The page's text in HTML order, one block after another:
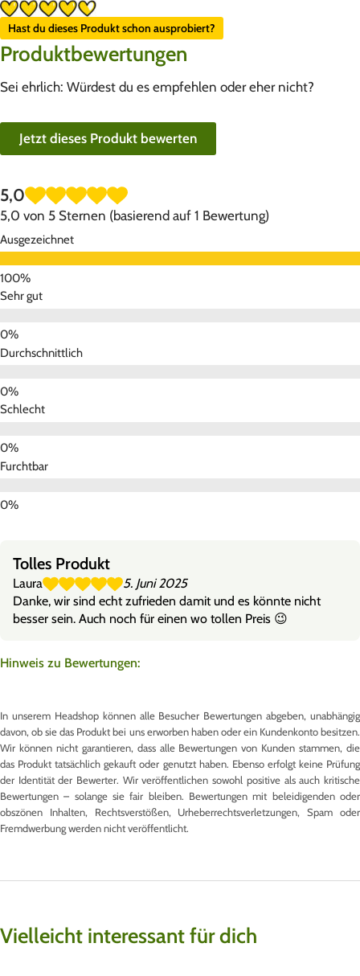
Hast du dieses Produkt schon ausprobiert?
Produktbewertungen
Sei ehrlich: Würdest du es empfehlen oder eher nicht?
Jetzt dieses Produkt bewerten
5,0
5,0 von 5 Sternen (basierend auf 1 Bewertung)
Ausgezeichnet
Sehr gut
Durchschnittlich
Schlecht
Furchtbar
Tolles Produkt
Laura
5. Juni 2025
Danke, wir sind echt zufrieden damit und es könnte nicht
besser sein. Auch noch für einen wo tollen Preis 😉
Hinweis zu Bewertungen:
In unserem Headshop können alle Besucher Bewertungen abgeben, unabhängig
davon, ob sie das Produkt bei uns erworben haben oder ein Kundenkonto besitzen.
Wir können nicht garantieren, dass alle Bewertungen von Kunden stammen, die
das Produkt tatsächlich gekauft oder genutzt haben. Ebenso erfolgt keine Prüfung
der Identität der Bewerter. Wir veröffentlichen sowohl positive als auch kritische
Bewertungen – solange sie fair bleiben. Bewertungen mit beleidigenden oder
obszönen Inhalten, Rechtsverstößen, Urheberrechtsverletzungen, Spam oder
Fremdwerbung werden nicht veröffentlicht.
Vielleicht interessant für dich